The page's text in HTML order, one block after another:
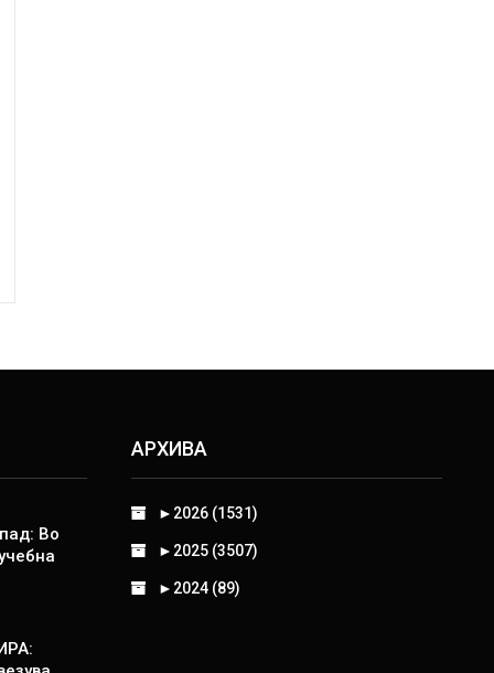
Во
АРХИВА
► 2026 (1531)
► 2025 (3507)
► 2024 (89)